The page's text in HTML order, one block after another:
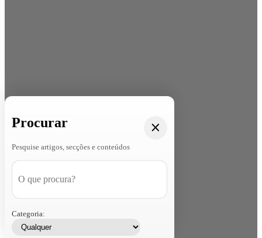
Procurar
Pesquise artigos, secções e conteúdos
Categoria: